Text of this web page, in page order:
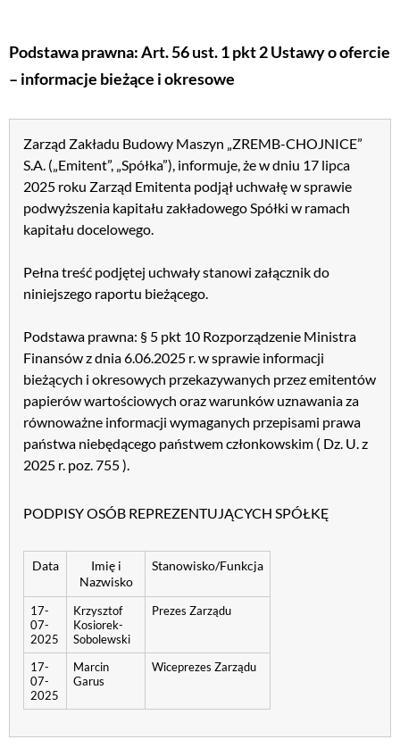
Podstawa prawna: Art. 56 ust. 1 pkt 2 Ustawy o ofercie
– informacje bieżące i okresowe
Zarząd Zakładu Budowy Maszyn „ZREMB-CHOJNICE”
S.A. („Emitent”, „Spółka”), informuje, że w dniu 17 lipca
2025 roku Zarząd Emitenta podjął uchwałę w sprawie
podwyższenia kapitału zakładowego Spółki w ramach
kapitału docelowego.
Pełna treść podjętej uchwały stanowi załącznik do
niniejszego raportu bieżącego.
Podstawa prawna: § 5 pkt 10 Rozporządzenie Ministra
Finansów z dnia 6.06.2025 r. w sprawie informacji
bieżących i okresowych przekazywanych przez emitentów
papierów wartościowych oraz warunków uznawania za
równoważne informacji wymaganych przepisami prawa
państwa niebędącego państwem członkowskim ( Dz. U. z
2025 r. poz. 755 ).
PODPISY OSÓB REPREZENTUJĄCYCH SPÓŁKĘ
Data
Imię i
Nazwisko
Stanowisko/Funkcja
17-
07-
2025
Krzysztof
Kosiorek-
Sobolewski
Prezes Zarządu
17-
07-
2025
Marcin
Garus
Wiceprezes Zarządu